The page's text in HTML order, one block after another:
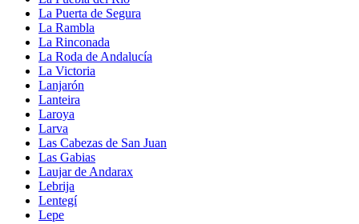
La Puerta de Segura
La Rambla
La Rinconada
La Roda de Andalucía
La Victoria
Lanjarón
Lanteira
Laroya
Larva
Las Cabezas de San Juan
Las Gabias
Laujar de Andarax
Lebrija
Lentegí
Lepe